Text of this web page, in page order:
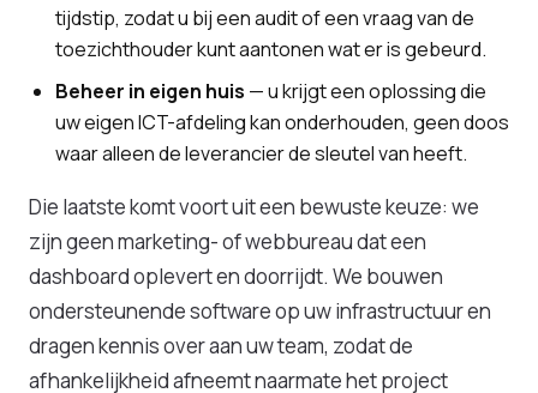
tijdstip, zodat u bij een audit of een vraag van de
toezichthouder kunt aantonen wat er is gebeurd.
Beheer in eigen huis — u krijgt een oplossing die
uw eigen ICT-afdeling kan onderhouden, geen doos
waar alleen de leverancier de sleutel van heeft.
Die laatste komt voort uit een bewuste keuze: we
zijn geen marketing- of webbureau dat een
dashboard oplevert en doorrijdt. We bouwen
ondersteunende software op uw infrastructuur en
dragen kennis over aan uw team, zodat de
afhankelijkheid afneemt naarmate het project